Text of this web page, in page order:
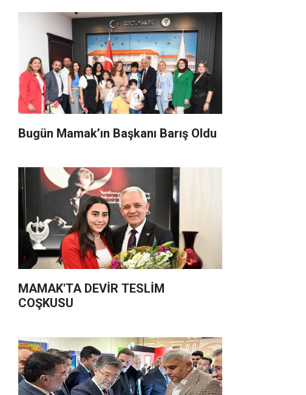
Bugün Mamak’ın Başkanı Barış Oldu
MAMAK'TA DEVİR TESLİM
COŞKUSU